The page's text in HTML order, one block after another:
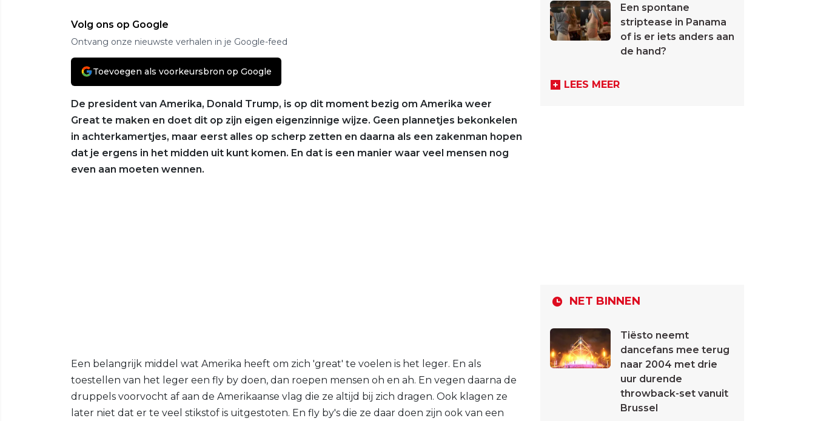
Volg ons op Google
Ontvang onze nieuwste verhalen in je Google-feed
Toevoegen als voorkeursbron op Google
De president van Amerika, Donald Trump, is op dit moment bezig om Amerika weer
Great te maken en doet dit op zijn eigen eigenzinnige wijze. Geen plannetjes bekonkelen
in achterkamertjes, maar eerst alles op scherp zetten en daarna als een zakenman hopen
dat je ergens in het midden uit kunt komen. En dat is een manier waar veel mensen nog
even aan moeten wennen.
Een belangrijk middel wat Amerika heeft om zich 'great' te voelen is het leger. En als
toestellen van het leger een fly by doen, dan roepen mensen oh en ah. En vegen daarna de
druppels voorvocht af aan de Amerikaanse vlag die ze altijd bij zich dragen. Ook klagen ze
later niet dat er te veel stikstof is uitgestoten. En fly by's die ze daar doen zijn ook van een
Een spontane
striptease in Panama
of is er iets anders aan
de hand?
LEES MEER
NET BINNEN
Tiësto neemt
dancefans mee terug
naar 2004 met drie
uur durende
throwback-set vanuit
Brussel